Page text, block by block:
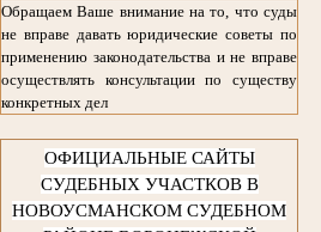
Обращаем Ваше внимание на то, что суды
не вправе давать юридические советы по
применению законодательства и не вправе
осуществлять консультации по существу
конкретных дел
ОФИЦИАЛЬНЫЕ САЙТЫ
СУДЕБНЫХ УЧАСТКОВ В
НОВОУСМАНСКОМ СУДЕБНОМ